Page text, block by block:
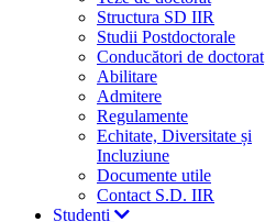
Structura SD IIR
Studii Postdoctorale
Conducători de doctorat
Abilitare
Admitere
Regulamente
Echitate, Diversitate și
Incluziune
Documente utile
Contact S.D. IIR
Studenți